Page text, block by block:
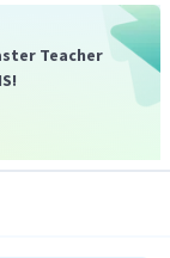
Teacher